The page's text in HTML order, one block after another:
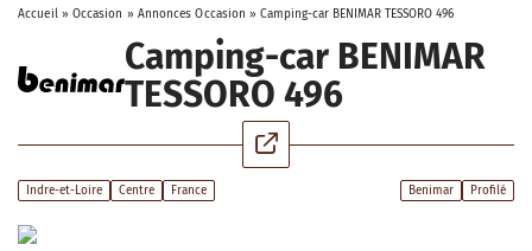
Accueil» Occasion » Annonces Occasion »Camping-car BENIMAR TESSORO 496
Camping-car BENIMAR
TESSORO 496
Indre-et-Loire Centre France Benimar Profilé